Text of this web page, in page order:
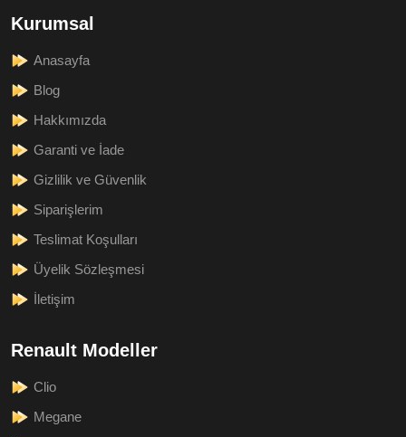
Kurumsal
Anasayfa
Blog
Hakkımızda
Garanti ve İade
Gizlilik ve Güvenlik
Siparişlerim
Teslimat Koşulları
Üyelik Sözleşmesi
İletişim
Renault Modeller
Clio
Megane